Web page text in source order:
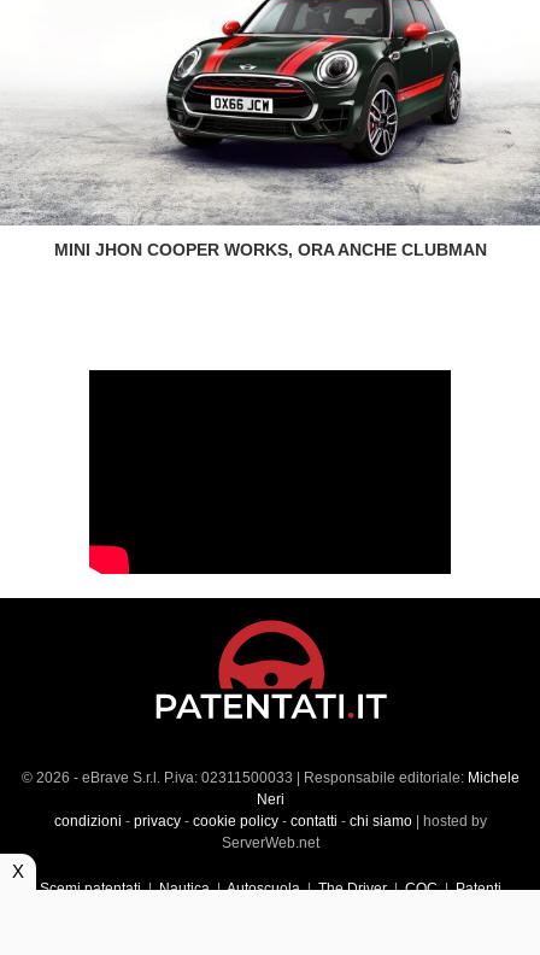
MINI JHON COOPER WORKS, ORA ANCHE CLUBMAN
© 2026 - eBrave S.r.l. P.iva: 02311500033 | Responsabile editoriale: Michele
Neri
condizioni - privacy- cookie policy- contatti - chi siamo| hosted by
ServerWeb.net
Scemi patentati|Nautica|Autoscuola|The Driver|CQC|Patenti
X